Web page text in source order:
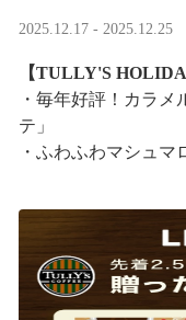
2025.12.17 - 2025.12.25
【TULLY'S
・毎年好評！カラ
テ」
・ふわふわマシュ
特別なドリンクと
ださい。